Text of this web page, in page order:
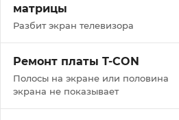
матрицы
Разбит экран телевизора
Ремонт платы T-CON
Полосы на экране или половина
экрана не показывает